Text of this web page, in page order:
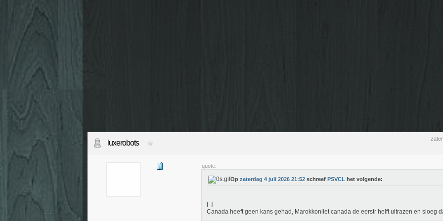
luxerobots
quote:
Op zaterdag 4 juli 2026 21:52 schreef PSVCL het volgende:
[..]
Canada heeft geen kans gehad, Marokkonliet canada de eerstr helft uitrazen en sloeg